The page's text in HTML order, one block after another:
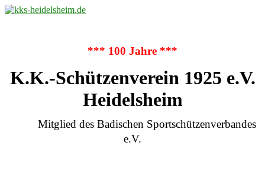
*** 100 Jahre ***
K.K.-Schützenverein 1925 e.V.
Heidelsheim
Mitglied des Badischen Sportschützenverbandes
e.V.